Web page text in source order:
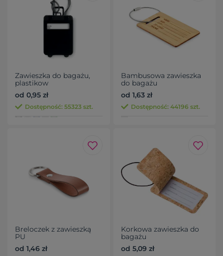
Zawieszka do bagażu,
plastikow
od 0,95 zł
Dostępność: 55323 szt.
Bambusowa zawieszka
do bagażu
od 1,63 zł
Dostępność: 44196 szt.
Breloczek z zawieszką
PU
od 1,46 zł
Korkowa zawieszka do
bagażu
od 5,09 zł